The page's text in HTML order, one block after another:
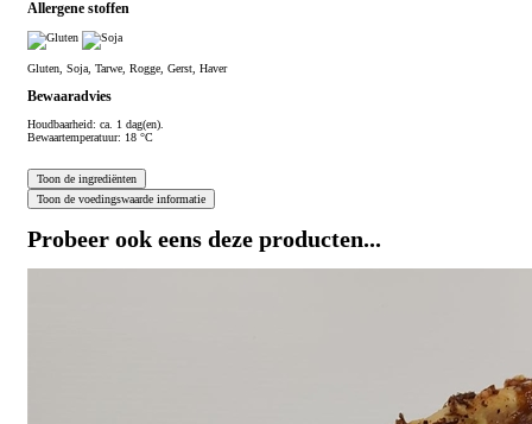
Allergene stoffen
Gluten, Soja, Tarwe, Rogge, Gerst, Haver
Bewaaradvies
Houdbaarheid: ca. 1 dag(en).
Bewaartemperatuur: 18 °C
Probeer ook eens deze producten...